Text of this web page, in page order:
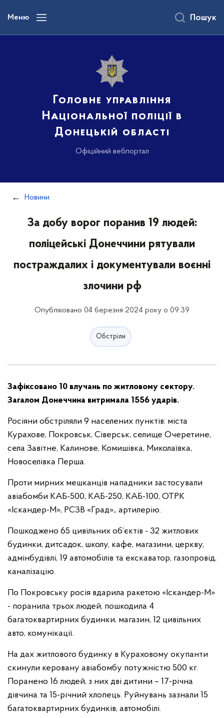
вмісту
Меню
Головне управління
Національної поліції в
Донецькій області
Офіційний вебпортал
Пошук
Новини
За добу ворог поранив 19 людей:
поліцейські Донеччини рятували
постраждалих і документували воєнні
злочини рф
Опубліковано 04 березня 2024 року о 09:39
Обстріли
Зафіксовано 10 влучань по житловому сектору.
Загалом Донеччина витримала 1556 ударів.
Росіяни обстріляли 9 населених пунктів: міста
Курахове, Покровськ, Сіверськ, селище Очеретине,
села Завітне, Калинове, Комишівка, Миколаївка,
Новоселівка Перша.
Проти мирних мешканців нападники застосували
авіабомби КАБ-500, КАБ-250, КАБ-100, ОТРК
«Іскандер-М», РСЗВ «Град»,, артилерію.
Пошкоджено 65 цивільних об’єктів - 32 житлових
будинки, дитсадок, школу, кафе, магазини, церкву,
адмінбудівлі, 19 автомобілів та екскаватор, газопровід,
каналізацію.
По Покровську росія вдарила ракетою «Іскандер-М»
- поранила трьох людей, пошкодила 4
багатоквартирних будинки, магазин, 12 цивільних
авто, комунікації.
На дах житлового будинку в Кураховому окупанти
скинули керовану авіабомбу потужністю 500 кг.
Поранено 16 людей, з них дві дитини – 17-річна
дівчина та 15-річний хлопець. Руйнувань зазнали 15
багатоквартирних будинків, автомобілі.